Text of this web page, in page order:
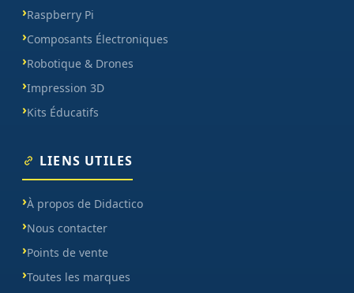
Raspberry Pi
Composants Électroniques
Robotique & Drones
Impression 3D
Kits Éducatifs
LIENS UTILES
À propos de Didactico
Nous contacter
Points de vente
Toutes les marques